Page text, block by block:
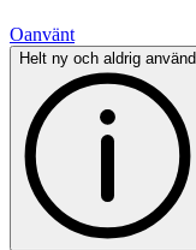
Oanvänt
Helt ny och aldrig använd